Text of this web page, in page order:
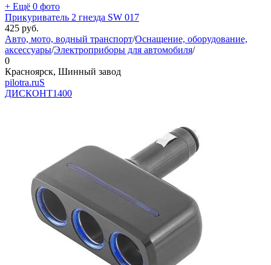
+ Ещё 0 фото
Прикуриватель 2 гнезда SW 017
425 руб.
Авто, мото, водный транспорт/Оснащение, оборудование,
аксессуары/Электроприборы для автомобиля/
0
Красноярск, Шинный завод
pilotra.ruS
ДИСКОНТ1400